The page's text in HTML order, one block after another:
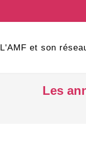
L'AMF et son
Les